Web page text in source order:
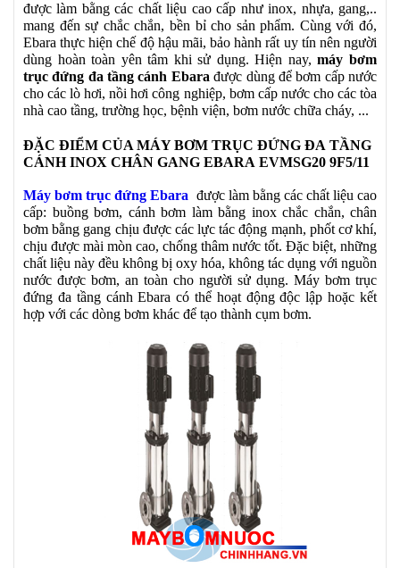
được làm bằng các chất liệu cao cấp như inox, nhựa, gang,..
mang đến sự chắc chắn, bền bỉ cho sản phẩm. Cùng với đó,
Ebara thực hiện chế độ hậu mãi, bảo hành rất uy tín nên người
dùng hoàn toàn yên tâm khi sử dụng. Hiện nay,máy bơm
trục đứng đa tầng cánh Ebara được dùng để bơm cấp nước
cho các lò hơi, nồi hơi công nghiệp, bơm cấp nước cho các tòa
nhà cao tầng, trường học, bệnh viện, bơm nước chữa cháy, ...
ĐẶC ĐIỂM CỦA MÁY BƠM TRỤC ĐỨNG ĐA TẦNG
CÁNH INOX CHÂN GANG EBARA EVMSG20 9F5/11
Máy bơm trục đứng Ebara được làm bằng các chất liệu cao
cấp: buồng bơm, cánh bơm làm bằng inox chắc chắn, chân
bơm bằng gang chịu được các lực tác động mạnh, phốt cơ khí,
chịu được mài mòn cao, chống thâm nước tốt. Đặc biệt, những
chất liệu này đều không bị oxy hóa, không tác dụng với nguồn
nước được bơm, an toàn cho người sử dụng. Máy bơm trục
đứng đa tầng cánh Ebara có thể hoạt động độc lập hoặc kết
hợp với các dòng bơm khác để tạo thành cụm bơm.